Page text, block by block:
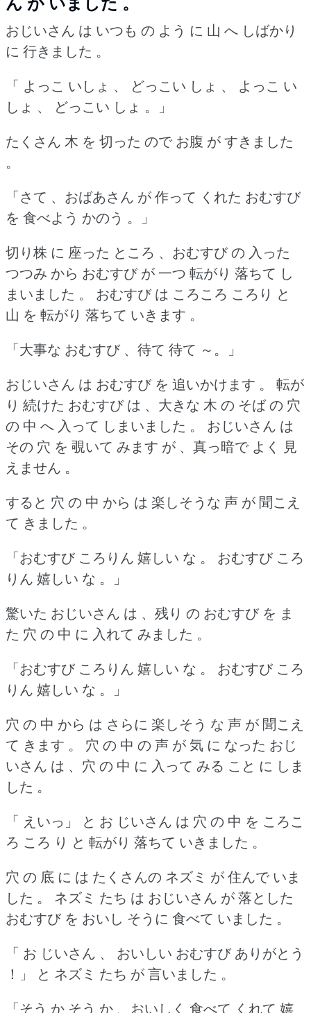
おじいさん は いつも の よう に 山 へ しばかり
に 行きました 。
「 よっこ いしょ 、 どっこい しょ 、 よっこ い
しょ 、 どっこい しょ 。」
たくさん 木 を 切った ので お腹 が すきました
。
「さて 、おばあさん が 作って くれた おむすび
を 食べよう かのう 。」
切り株 に 座った ところ 、おむすび の 入った
つつみ から おむすび が 一つ 転がり 落ちて し
まいました 。
おむすび は ころころ ころり と
山 を 転がり 落ちて いきます 。
「大事な おむすび 、待て 待て ～。」
おじいさん は おむすび を 追いかけます 。
転が
り 続けた おむすび は 、大きな 木 の そば の 穴
の 中 へ 入って しまいました 。
おじいさん は
その 穴 を 覗いて みます が 、真っ暗で よく 見
えません 。
すると 穴 の 中 から は 楽しそうな 声 が 聞こえ
て きました 。
「おむすび ころりん 嬉しい な 。
おむすび ころ
りん 嬉しい な 。」
驚いた おじいさん は 、残り の おむすび を ま
た 穴 の 中 に 入れて みました 。
「おむすび ころりん 嬉しい な 。
おむすび ころ
りん 嬉しい な 。」
穴 の 中 から は さらに 楽しそう な 声 が 聞こえ
て きます 。
穴 の 中 の 声 が 気 に なった おじ
いさん は 、穴 の 中 に 入って みる こと に しま
した 。
「 えいっ」 と お じいさん は 穴 の 中 を ころこ
ろ ころ り と 転がり 落ちて いきました 。
穴 の 底 に は たくさんの ネズミ が 住んで いま
した 。
ネズミ たち は おじいさん が 落とした
おむすび を おいし そうに 食べて いました 。
「 お じいさん 、 おいしい おむすび ありがとう
！」 と ネズミ たち が 言いました 。
「そう か そう か 、おいしく 食べて くれて 嬉